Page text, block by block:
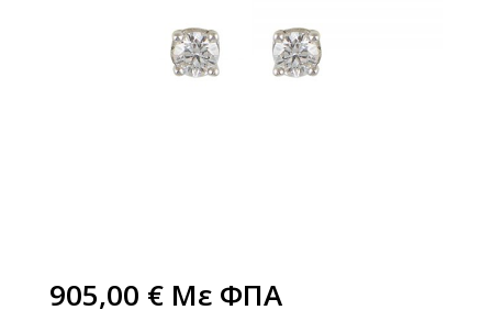
905,00 € Με ΦΠΑ